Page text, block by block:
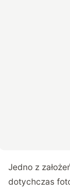
Jedno z
dotychczas